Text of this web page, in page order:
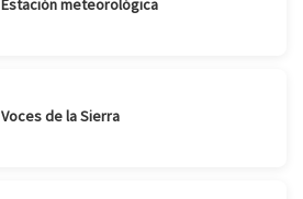
Estación meteorológica
Voces de la Sierra